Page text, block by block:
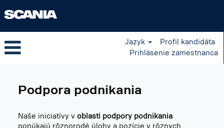
Jazyk
Profil kandidáta
Prihlásenie zamestnanca
SKPodpora podnikania
Naše iniciatívy v oblasti podpory podnikania
ponúkajú rôznorodé úlohy a pozície v rôznych